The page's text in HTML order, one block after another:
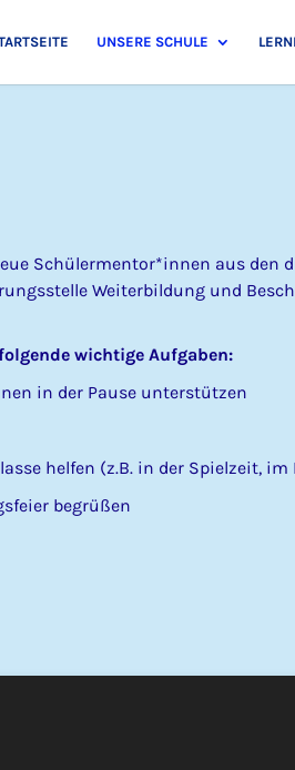
UNSERE SCHULE
Schülermentor*innen aus
Weiterbildung und
wichtige Aufgaben:
in der Pause unterstützen
helfen (z.B. in der Spielzeit,
begrüßen